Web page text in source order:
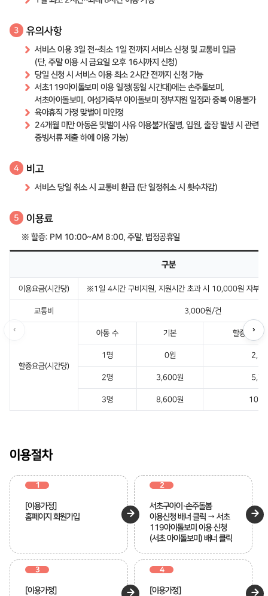
3 유의사항
서비스 이용 3일 전~최소 1일 전까지 서비스 신청 및 교통비 입금
(단, 주말 이용 시 금요일 오후 16시까지 신청)
당일 신청 시 서비스 이용 최소 2시간 전까지 신청 가능
서초119아이돌보미 이용 일정(동일 시간대)에는 손주돌보미,
서초아이돌보미, 여성가족부 아이돌보미 정부지원 일정과 중복 이용불가
육아휴직 가정 맞벌이 미인정
24개월 미만 아동은 맞벌이 사유 이용불가(질병, 입원, 출장 발생 시 관련
증빙서류 제출 하에 이용 가능)
4 비고
서비스 당일 취소 시 교통비 환급 (단 일정취소 시 횟수차감)
5 이용료
※ 할증: PM 10:00~AM 8:00, 주말, 법정공휴일
‹ ›
구분
이용요금(시간당) ※1일 4시간 구비지원, 지원시간 초과 시 10,000원 자부
교통비 3,000원/건
할증요금(시간당)
아동 수 기본 할증시간·
1명 0원
2명 3,600원
3명 8,600원
이용절차
1
[이용가정]
홈페이지 회원가입
2
서초구아이·손주돌봄
이용신청 배너 클릭 → 서초
119아이돌보미 이용 신청
(서초 아이돌보미) 배너 클릭
3
[이용가정]
4
[이용가정]